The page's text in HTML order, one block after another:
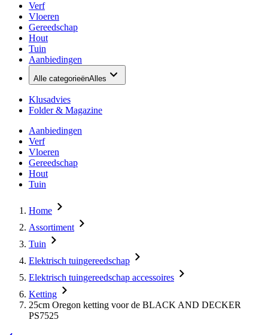
Verf
Vloeren
Gereedschap
Hout
Tuin
Aanbiedingen
Alle categorieënAlles
Klusadvies
Folder & Magazine
Aanbiedingen
Verf
Vloeren
Gereedschap
Hout
Tuin
Home
Assortiment
Tuin
Elektrisch tuingereedschap
Elektrisch tuingereedschap accessoires
Ketting
25cm Oregon ketting voor de BLACK AND DECKER
PS7525